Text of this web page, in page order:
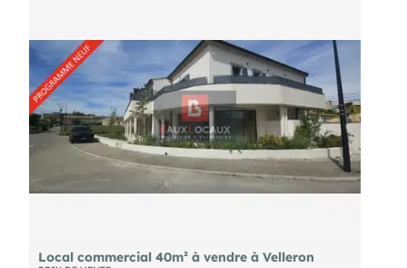
Local commercial 40m² à vendre à Velleron